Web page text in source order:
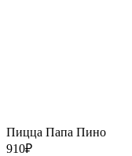
Пицца Папа Пино
910₽